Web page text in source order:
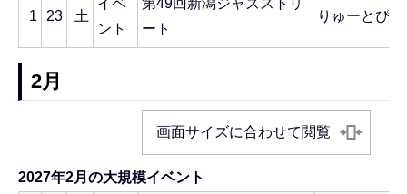
1 23 土
ント
ート
りゅーとぴ
2月
画面サイズに合わせて閲覧
2027年2月の大規模イベント